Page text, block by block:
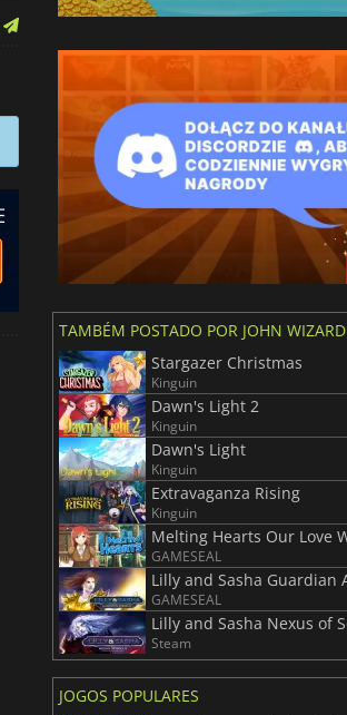
6.77€
Total War WARHAMMER 3
TAMBÉM POSTADO POR JOHN WIZARD
Stargazer Christmas
Kinguin
Dawn's Light 2
Kinguin
Dawn's Light
Kinguin
Extravaganza Rising
Kinguin
GAMESEAL
Lilly and Sasha Guardian
GAMESEAL
Lilly and Sasha Nexus of
Steam
JOGOS POPULARES